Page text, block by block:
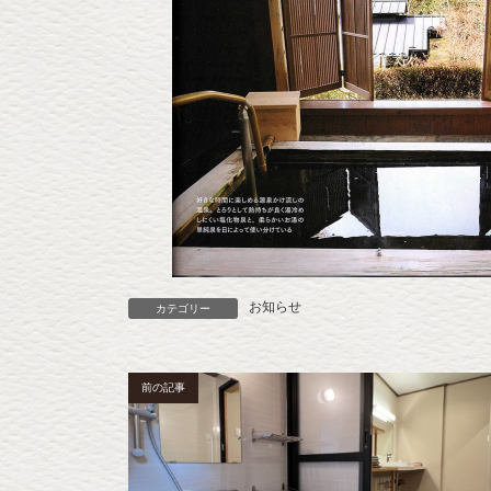
カテゴリー お知らせ
前の記事